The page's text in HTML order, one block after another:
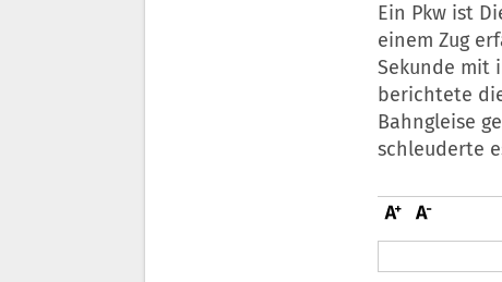
Ein Pkw ist
einem Zug
Sekunde mit
berichtete
Bahngleise
schleuderte